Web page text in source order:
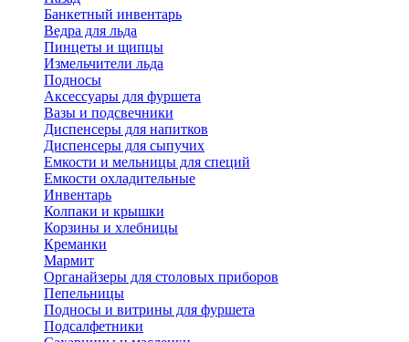
Банкетный инвентарь
Ведра для льда
Пинцеты и щипцы
Измельчители льда
Подносы
Аксессуары для фуршета
Вазы и подсвечники
Диспенсеры для напитков
Диспенсеры для сыпучих
Емкости и мельницы для специй
Емкости охладительные
Инвентарь
Колпаки и крышки
Корзины и хлебницы
Креманки
Мармит
Органайзеры для столовых приборов
Пепельницы
Подносы и витрины для фуршета
Подсалфетники